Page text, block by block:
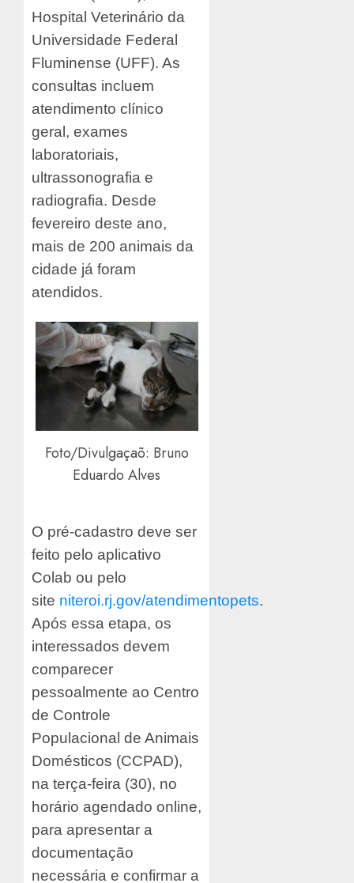
Hospital Veterinário da
Universidade Federal
Fluminense (UFF). As
consultas incluem
atendimento clínico
geral, exames
laboratoriais,
ultrassonografia e
radiografia. Desde
fevereiro deste ano,
mais de 200 animais da
cidade já foram
atendidos.
Foto/Divulgaçaõ: Bruno
Eduardo Alves
O pré-cadastro deve ser
feito pelo aplicativo
Colab ou pelo
site niteroi.rj.gov/atendimentopets.
Após essa etapa, os
interessados devem
comparecer
pessoalmente ao Centro
de Controle
Populacional de Animais
Domésticos (CCPAD),
na terça-feira (30), no
horário agendado online,
para apresentar a
documentação
necessária e confirmar a